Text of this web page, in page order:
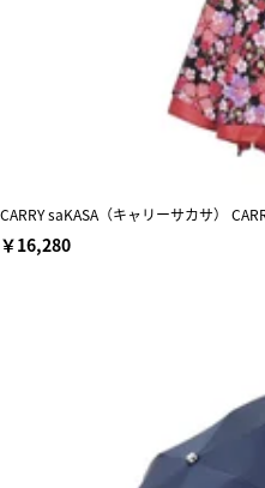
CARRY saKASA（キャリーサカサ）
￥16,280